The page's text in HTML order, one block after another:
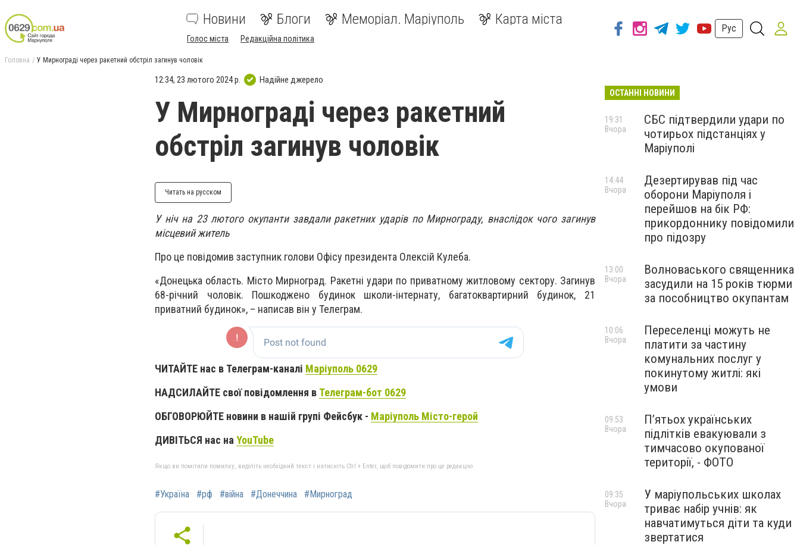
Новини Блоги Меморіал. Маріуполь Карта міста
Голос міста Редакційна політика
Рус
Головна У Мирнограді через ракетний обстріл загинув чоловік
12:34, 23 лютого 2024 р. Надійне джерело
У Мирнограді через ракетний
обстріл загинув чоловік
Читать на русском
У ніч на 23 лютого окупанти завдали ракетних ударів по Мирнограду, внаслідок чого загинув
місцевий житель
Про це повідомив заступник голови Офісу президента Олексій Кулеба.
«Донецька область. Місто Мирноград. Ракетні удари по приватному житловому сектору. Загинув
68-річний чоловік. Пошкоджено будинок школи-інтернату, багатоквартирний будинок, 21
приватний будинок», – написав він у Телеграм.
ЧИТАЙТЕ нас в Телеграм-каналі Маріуполь 0629
НАДСИЛАЙТЕ свої повідомлення в Телеграм-бот 0629
ОБГОВОРЮЙТЕ новини в нашій групі Фейсбук - Маріуполь Місто-герой
ДИВІТЬСЯ нас на YouTube
Якщо ви помітили помилку, виділіть необхідний текст і натисніть Ctrl + Enter, щоб повідомити про це редакцію
#Україна #рф #війна #Донеччина #Мирноград
ОСТАННІ НОВИНИ
СБС підтвердили удари по
чотирьох підстанціях у
Маріуполі
19:31
Вчора
Дезертирував під час
оборони Маріуполя і
перейшов на бік РФ:
прикордоннику повідомили
про підозру
14:44
Вчора
Волноваського священника
засудили на 15 років тюрми
за пособництво окупантам
13:00
Вчора
Переселенці можуть не
платити за частину
комунальних послуг у
покинутому житлі: які
умови
10:06
Вчора
П’ятьох українських
підлітків евакуювали з
тимчасово окупованої
території, - ФОТО
09:53
Вчора
У маріупольських школах
триває набір учнів: як
навчатимуться діти та куди
звертатися
09:35
Вчора